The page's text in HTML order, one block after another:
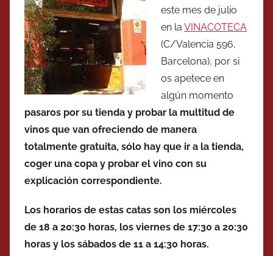
este mes de julio
en la VINACOTECA
(C/Valencia 596,
Barcelona), por si
os apetece en
algún momento
pasaros por su tienda y probar la multitud de
vinos que van ofreciendo de manera
totalmente gratuita, sólo hay que ir a la tienda,
coger una copa y probar el vino con su
explicación correspondiente.
Los horarios de estas catas son los miércoles
de 18 a 20:30 horas, los viernes de 17:30 a 20:30
horas y los sábados de 11 a 14:30 horas.